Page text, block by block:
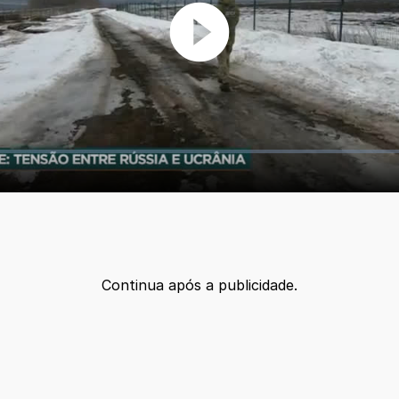
Continua após a publicidade.